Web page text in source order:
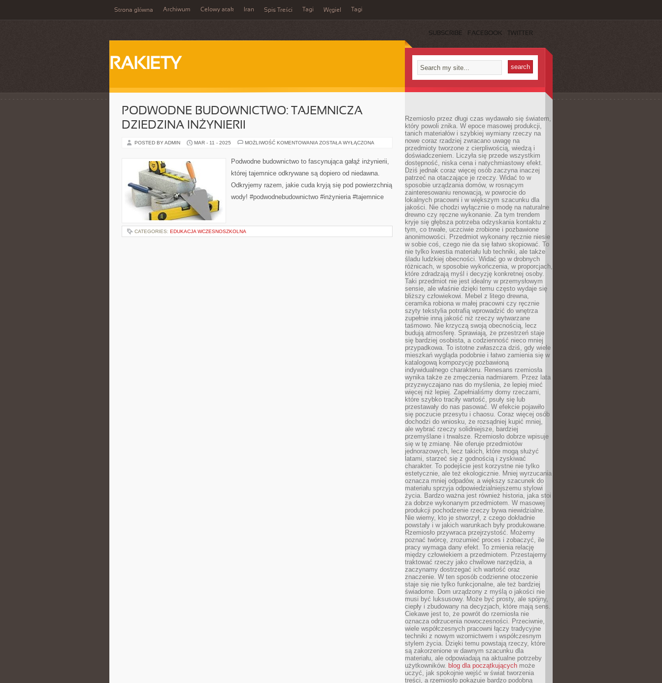
Strona główna Archiwum Celowy atak Iran Spis Treści Tagi Węgiel Tagi
SUBSCRIBE FACEBOOK TWITTER
RAKIETY
PODWODNE BUDOWNICTWO: TAJEMNICZA
DZIEDZINA INŻYNIERII
POSTED BY ADMIN MAR - 11 - 2025 MOŻLIWOŚĆ KOMENTOWANIA PODWODNE
DZIEDZINA
INŻYNIERII
ZOSTAŁA WYŁĄCZONA
Podwodne budownictwo to fascynująca gałąź inżynierii,
której tajemnice odkrywane są dopiero od niedawna.
Odkryjemy razem, jakie cuda kryją się pod powierzchnią
wody! #podwodnebudownictwo #inżynieria #tajemnice
CATEGORIES: EDUKACJA WCZESNOSZKOLNA
Rzemiosło przez długi czas wydawało się światem,
który powoli znika. W epoce masowej produkcji,
tanich materiałów i szybkiej wymiany rzeczy na
nowe coraz rzadziej zwracano uwagę na
przedmioty tworzone z cierpliwością, wiedzą i
doświadczeniem. Liczyła się przede wszystkim
dostępność, niska cena i natychmiastowy efekt.
Dziś jednak coraz więcej osób zaczyna inaczej
patrzeć na otaczające je rzeczy. Widać to w
sposobie urządzania domów, w rosnącym
zainteresowaniu renowacją, w powrocie do
lokalnych pracowni i w większym szacunku dla
jakości. Nie chodzi wyłącznie o modę na naturalne
drewno czy ręczne wykonanie. Za tym trendem
kryje się głębsza potrzeba odzyskania kontaktu z
tym, co trwałe, uczciwie zrobione i pozbawione
anonimowości. Przedmiot wykonany ręcznie niesie
w sobie coś, czego nie da się łatwo skopiować. To
nie tylko kwestia materiału lub techniki, ale także
śladu ludzkiej obecności. Widać go w drobnych
różnicach, w sposobie wykończenia, w proporcjach,
które zdradzają myśl i decyzję konkretnej osoby.
Taki przedmiot nie jest idealny w przemysłowym
sensie, ale właśnie dzięki temu często wydaje się
bliższy człowiekowi. Mebel z litego drewna,
ceramika robiona w małej pracowni czy ręcznie
szyty tekstylia potrafią wprowadzić do wnętrza
zupełnie inną jakość niż rzeczy wytwarzane
taśmowo. Nie krzyczą swoją obecnością, lecz
budują atmosferę. Sprawiają, że przestrzeń staje
się bardziej osobista, a codzienność nieco mniej
przypadkowa. To istotne zwłaszcza dziś, gdy wiele
mieszkań wygląda podobnie i łatwo zamienia się w
katalogową kompozycję pozbawioną
indywidualnego charakteru. Renesans rzemiosła
wynika także ze zmęczenia nadmiarem. Przez lata
przyzwyczajano nas do myślenia, że lepiej mieć
więcej niż lepiej. Zapełnialiśmy domy rzeczami,
które szybko traciły wartość, psuły się lub
przestawały do nas pasować. W efekcie pojawiło
się poczucie przesytu i chaosu. Coraz więcej osób
dochodzi do wniosku, że rozsądniej kupić mniej,
ale wybrać rzeczy solidniejsze, bardziej
przemyślane i trwalsze. Rzemiosło dobrze wpisuje
się w tę zmianę. Nie oferuje przedmiotów
jednorazowych, lecz takich, które mogą służyć
latami, starzeć się z godnością i zyskiwać
charakter. To podejście jest korzystne nie tylko
estetycznie, ale też ekologicznie. Mniej wyrzucania
oznacza mniej odpadów, a większy szacunek do
materiału sprzyja odpowiedzialniejszemu stylowi
życia. Bardzo ważna jest również historia, jaka stoi
za dobrze wykonanym przedmiotem. W masowej
produkcji pochodzenie rzeczy bywa niewidzialne.
Nie wiemy, kto je stworzył, z czego dokładnie
powstały i w jakich warunkach były produkowane.
Rzemiosło przywraca przejrzystość. Możemy
poznać twórcę, zrozumieć proces i zobaczyć, ile
pracy wymaga dany efekt. To zmienia relację
między człowiekiem a przedmiotem. Przestajemy
traktować rzeczy jako chwilowe narzędzia, a
zaczynamy dostrzegać ich wartość oraz
znaczenie. W ten sposób codzienne otoczenie
staje się nie tylko funkcjonalne, ale też bardziej
świadome. Dom urządzony z myślą o jakości nie
musi być luksusowy. Może być prosty, ale spójny,
ciepły i zbudowany na decyzjach, które mają sens.
Ciekawe jest to, że powrót do rzemiosła nie
oznacza odrzucenia nowoczesności. Przeciwnie,
wiele współczesnych pracowni łączy tradycyjne
techniki z nowym wzornictwem i współczesnym
stylem życia. Dzięki temu powstają rzeczy, które
są zakorzenione w dawnym szacunku dla
materiału, ale odpowiadają na aktualne potrzeby
użytkowników. blog dla początkujących może
uczyć, jak spokojnie wejść w świat tworzenia
treści, a rzemiosło pokazuje bardzo podobną